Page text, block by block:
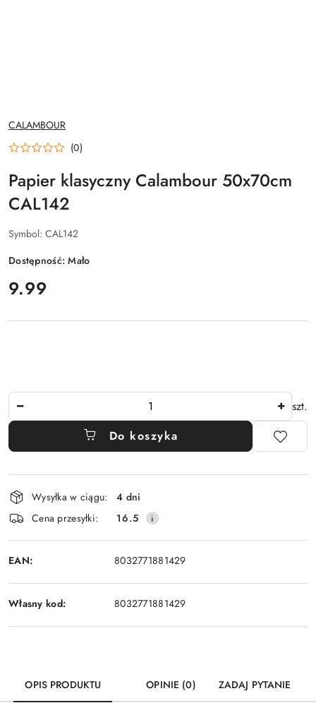
NAZWA
PRODUCENTA:
CALAMBOUR
(0)
Papier klasyczny Calambour 50x70cm
CAL142
Symbol: CAL142
Dostępność:Mało
cena:
9.99
szt.
Do koszyka
Dostępność
i
dostawa
Wysyłka w ciągu:
4 dni
Cena przesyłki:
16.5
EAN: 8032771881429
Własny kod: 8032771881429
OPIS PRODUKTU OPINIE (0) ZADAJ PYTANIE